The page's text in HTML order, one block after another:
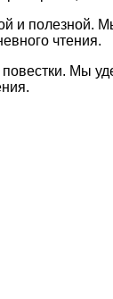
и
чтения.
Мы